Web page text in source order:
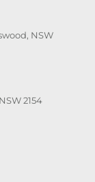
NSW
2154